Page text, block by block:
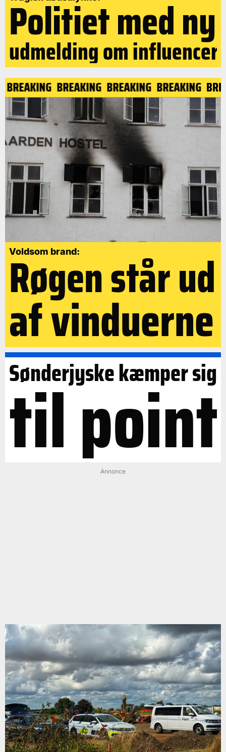
Politiet med ny
udmelding om influencer
BREAKING BREAKING BREAKING BREAKING
Voldsom brand:
Røgen står ud
af vinduerne
Sønderjyske kæmper sig
til point
Annonce